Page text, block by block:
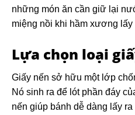
những món ăn cần giữ lại
miệng nồi khi hầm xương
Lựa chọn loại
Giấy nến sở hữu một lớp
Nó sinh ra để lót phần đáy
nến giúp bánh dễ dàng lấy